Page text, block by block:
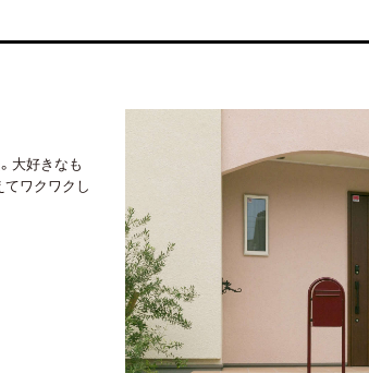
大好きなも
ワクワクし